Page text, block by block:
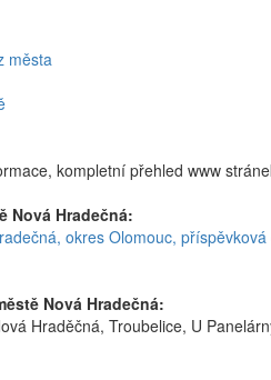
města
kompletní přehled www
Nová Hradečná:
okres Olomouc,
Nová Hradečná:
Hraděčná, Troubelice, U